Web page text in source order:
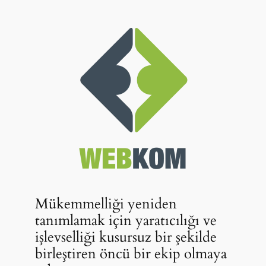
Mükemmelliği yeniden
tanımlamak için yaratıcılığı ve
işlevselliği kusursuz bir şekilde
birleştiren öncü bir ekip olmaya